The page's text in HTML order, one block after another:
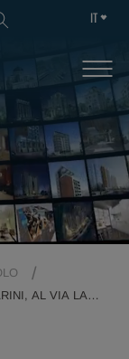
IT
AL VIA LA